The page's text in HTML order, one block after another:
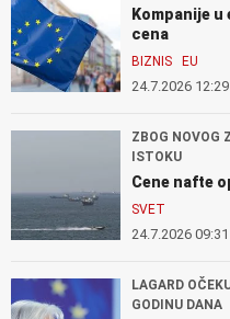
Kompanije
cena
BIZNIS EU
24.7.2026 12:29
ZBOG NOVOG
ISTOKU
Cene nafte
SVET
24.7.2026 09:31
LAGARD
GODINU DANA